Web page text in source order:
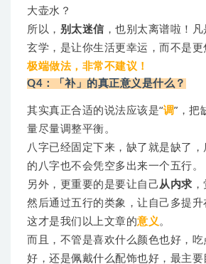
大壶水？
所以， 别太迷信，也别太离谱啦！凡
玄学，是让你生活更幸运，而不是更
极端做法，非常不建议！
Q4：「补」的真正意义是什么？
其实真正合适的说法应该是“调”，把
量尽量调整平衡。
八字已经固定下来，缺了就是缺了
的八字也不会凭空多出来一个五行。
另外，更重要的是要让自己从内求
然后通过五行的类象，让自己多提升
这才是我们以上文章的意义。
而且，不管是喜欢什么颜色也好，
好，还是佩戴什么配饰也好，最主要